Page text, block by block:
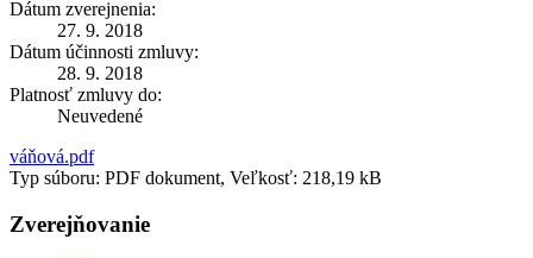
Dátum zverejnenia:
27. 9. 2018
Dátum účinnosti zmluvy:
28. 9. 2018
Platnosť zmluvy do:
Neuvedené
váňová.pdf
Typ súboru: PDF dokument, Veľkosť: 218,19 kB
Zverejňovanie